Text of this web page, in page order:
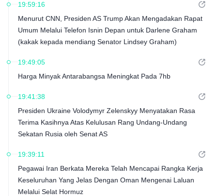
19:59:16
Menurut CNN, Presiden AS Trump Akan Mengadakan Rapat
Umum Melalui Telefon Isnin Depan untuk Darlene Graham
(kakak kepada mendiang Senator Lindsey Graham)
19:49:05
Harga Minyak Antarabangsa Meningkat Pada 7hb
19:41:38
Presiden Ukraine Volodymyr Zelenskyy Menyatakan Rasa
Terima Kasihnya Atas Kelulusan Rang Undang-Undang
Sekatan Rusia oleh Senat AS
19:39:11
Pegawai Iran Berkata Mereka Telah Mencapai Rangka Kerja
Keseluruhan Yang Jelas Dengan Oman Mengenai Laluan
Melalui Selat Hormuz